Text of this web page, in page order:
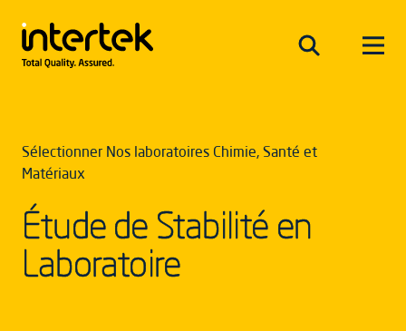
Sélectionner Nos laboratoires Chimie, Santé et
Matériaux
Étude de Stabilité en
Laboratoire